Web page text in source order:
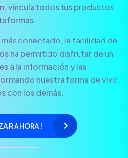
vincula todos tus productos
más conectado, la facilidad de
ha permitido disfrutar de un
a la información y las
nuestra forma de vivir,
con los demás.
AHORA!